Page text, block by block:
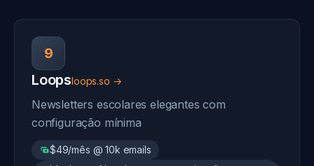
9
Loopsloops.so →
Newsletters escolares elegantes com
configuração mínima
$49/mês @ 10k emails